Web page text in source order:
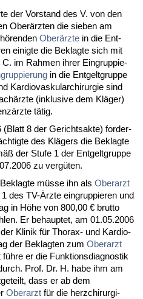
der Vor­stand des V. von den
Oberärz­ten die sie­ben am
Oberärz­te in die Ent­
ei­nig­te die Be­klag­te sich mit
im Rah­men ih­rer Ein­grup­pie­
in die Ent­gelt­grup­pe
Kar­dio­vas­ku­lar­chir­ur­gie sind
(in­klu­si­ve dem Kläger)
tätig.
(Blatt 8 der Ge­richts­ak­te) for­der­
des Klägers die Be­klag­te
der Stu­fe 1 der Ent­gelt­grup­pe
zu vergüten.
müsse ihn als Ober­arzt
des TV-Ärz­te ein­grup­pie­ren und
in Höhe von 800,00 € brut­to
Er be­haup­tet, am 01.05.2006
Kli­nik für Tho­rax- und Kar­dio­
der Be­klag­ten zum Ober­arzt
er die Funk­ti­ons­dia­gnos­tik
Prof. Dr. H. ha­be ihm am
dass er ab dem
Ober­arzt für die herz­chir­ur­gi­